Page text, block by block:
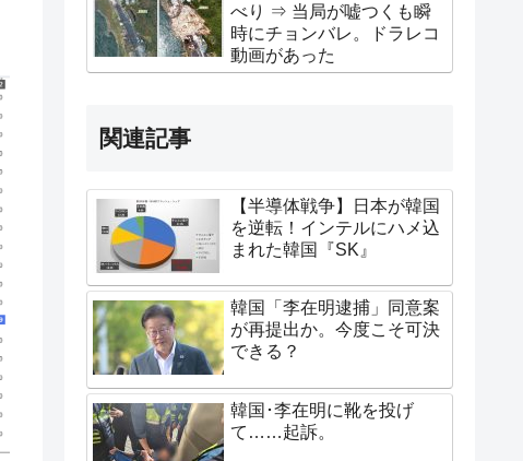
べり ⇒ 当局が嘘つくも瞬
時にチョンバレ。ドラレコ
動画があった
関連記事
【半導体戦争】日本が韓国
を逆転！インテルにハメ込
まれた韓国『SK』
韓国「李在明逮捕」同意案
が再提出か。今度こそ可決
できる？
韓国･李在明に靴を投げ
て……起訴。